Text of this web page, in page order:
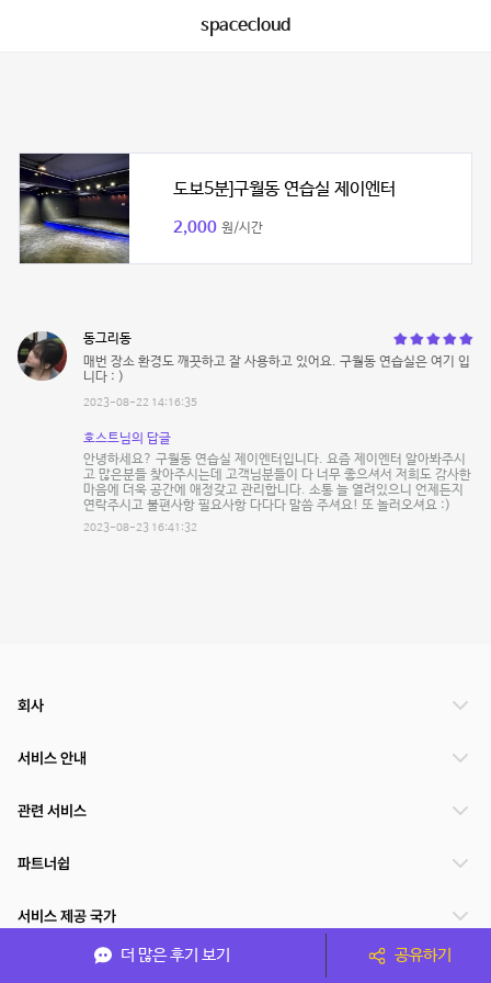
spacecloud
도보5분]구월동 연습실 제이엔터
2,000 원/시간
동그리동
매번 장소 환경도 깨끗하고 잘 사용하고 있어요. 구월동 연습실은 여기 입
니다 : )
2023-08-22 14:16:35
호스트님의 답글
안녕하세요? 구월동 연습실 제이엔터입니다. 요즘 제이엔터 알아봐주시
고 많은분들 찾아주시는데 고객님분들이 다 너무 좋으셔서 저희도 감사한
마음에 더욱 공간에 애정갖고 관리합니다. 소통 늘 열려있으니 언제든지
연락주시고 불편사항 필요사항 다다다 말씀 주셔요! 또 놀러오셔요 :)
2023-08-23 16:41:32
더 많은 후기 보기 공유하기
회사
서비스 안내
관련 서비스
파트너쉽
서비스 제공 국가